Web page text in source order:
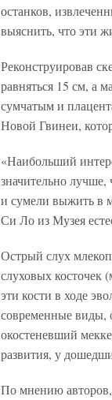
останков,
выяснить, что эти
Реконструировав
равняться 15 см, а
сумчатым и
Новой Гвинеи,
«Наибольший
значительно
и сумели выжить в
Си Ло из Музея
Острый слух
слуховых косточек
эти кости в ходе
современные виды,
окостеневший
развития, у
По мнению авторов,